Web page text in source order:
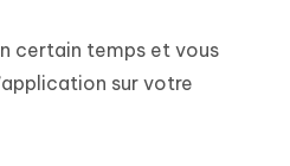
certain temps et vous
sur votre